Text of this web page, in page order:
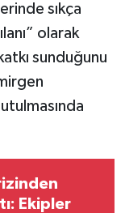
sıkça
olarak
sunduğunu
Ekipler